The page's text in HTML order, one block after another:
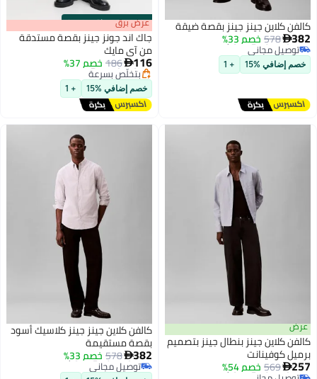
كالفن كلاين جينز جينز بقصة ضيقة
382
578خصم 33%
أقل سعر في 7 يوم
توصيل مجاني
أقل سعر في 7 يوم
خصم إضافي %15 + 1
00m:00s
·باقي 100% عرض برق
جاك اند جونز جينز بقصة مستدقة
من آي مايك
116
186خصم 37%
توصيل مجاني
بتخلّص بسرعة
توصيل مجاني
خصم إضافي %15 + 1
عرض
كالفن كلاين جينز بنطال جينز بتصميم
برميل كوفينانت
257
569خصم 54%
أقل سعر في 7 يوم
توصيل مجاني
كالفن كلاين جينز جينز كلاسيك أسود
بقصة مستقيمة
382
578خصم 33%
أقل سعر في 7 يوم
توصيل مجاني
أقل سعر في 7 يوم